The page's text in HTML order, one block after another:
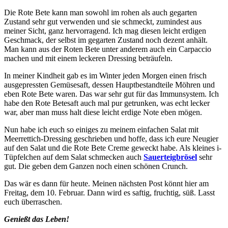
Die Rote Bete kann man sowohl im rohen als auch gegarten
Zustand sehr gut verwenden und sie schmeckt, zumindest aus
meiner Sicht, ganz hervorragend. Ich mag diesen leicht erdigen
Geschmack, der selbst im gegarten Zustand noch dezent anhält.
Man kann aus der Roten Bete unter anderem auch ein Carpaccio
machen und mit einem leckeren Dressing beträufeln.
In meiner Kindheit gab es im Winter jeden Morgen einen frisch
ausgepressten Gemüsesaft, dessen Hauptbestandteile Möhren und
eben Rote Bete waren. Das war sehr gut für das Immunsystem. Ich
habe den Rote Betesaft auch mal pur getrunken, was echt lecker
war, aber man muss halt diese leicht erdige Note eben mögen.
Nun habe ich euch so einiges zu meinem einfachen Salat mit
Meerrettich-Dressing geschrieben und hoffe, dass ich eure Neugier
auf den Salat und die Rote Bete Creme geweckt habe. Als kleines i-
Tüpfelchen auf dem Salat schmecken auch Sauerteigbrösel sehr
gut. Die geben dem Ganzen noch einen schönen Crunch.
Das wär es dann für heute. Meinen nächsten Post könnt hier am
Freitag, dem 10. Februar. Dann wird es saftig, fruchtig, süß. Lasst
euch überraschen.
Genießt das Leben!